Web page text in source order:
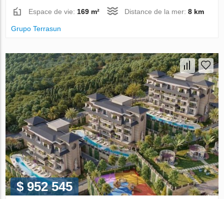
Espace de vie: 169 m² Distance de la mer:8 km
Grupo Terrasun
$ 952 545